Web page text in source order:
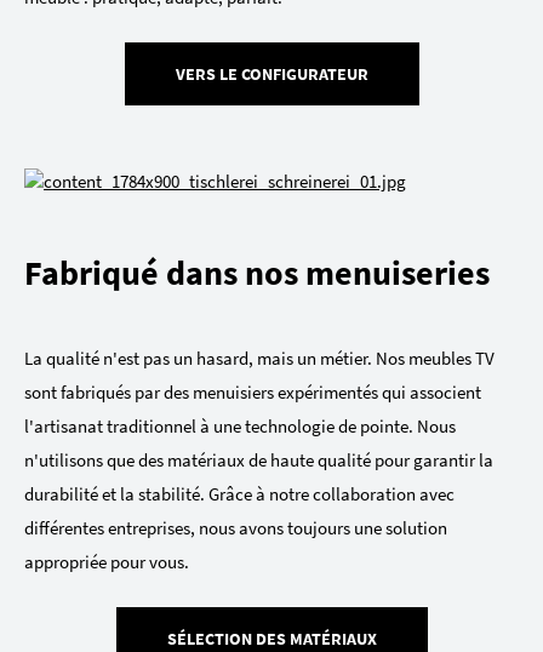
VERS LE CONFIGURATEUR
Fabriqué dans nos menuiseries
La qualité n'est pas un hasard, mais un métier. Nos meubles TV
sont fabriqués par des menuisiers expérimentés qui associent
l'artisanat traditionnel à une technologie de pointe. Nous
n'utilisons que des matériaux de haute qualité pour garantir la
durabilité et la stabilité. Grâce à notre collaboration avec
différentes entreprises, nous avons toujours une solution
appropriée pour vous.
SÉLECTION DES MATÉRIAUX